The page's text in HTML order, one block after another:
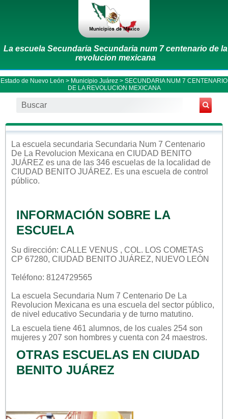
La escuela Secundaria Secundaria num 7 centenario de la
revolucion mexicana
Estado de Nuevo León > Municipio Juárez > SECUNDARIA NUM 7 CENTENARIO
DE LA REVOLUCION MEXICANA
La escuela secundaria Secundaria Num 7 Centenario
De La Revolucion Mexicana en CIUDAD BENITO
JUÁREZ es una de las 346 escuelas de la localidad de
CIUDAD BENITO JUÁREZ. Es una escuela de control
público.
INFORMACIÓN SOBRE LA
ESCUELA
Su dirección: CALLE VENUS , COL. LOS COMETAS
CP 67280, CIUDAD BENITO JUÁREZ, NUEVO LEÓN
Teléfono: 8124729565
La escuela Secundaria Num 7 Centenario De La
Revolucion Mexicana es una escuela del sector público,
de nivel educativo Secundaria y de turno matutino.
La escuela tiene 461 alumnos, de los cuales 254 son
mujeres y 207 son hombres y cuenta con 24 maestros.
OTRAS ESCUELAS EN CIUDAD
BENITO JUÁREZ